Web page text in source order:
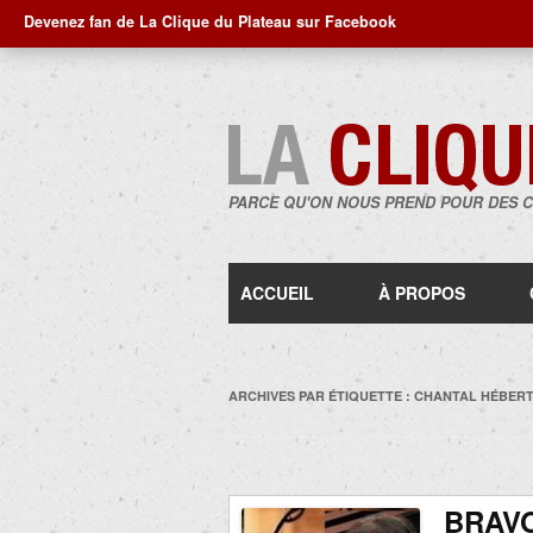
Devenez fan de La Clique du Plateau sur Facebook
PARCE QU'ON NOUS PREND POUR DES
ACCUEIL À PROPOS
ARCHIVES PAR ÉTIQUETTE : CHANTAL HÉBERT